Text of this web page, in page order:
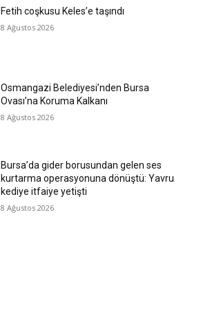
Fetih coşkusu Keles’e taşındı
8 Ağustos 2026
Osmangazi Belediyesi’nden Bursa
Ovası’na Koruma Kalkanı
8 Ağustos 2026
Bursa’da gider borusundan gelen ses
kurtarma operasyonuna dönüştü: Yavru
kediye itfaiye yetişti
8 Ağustos 2026